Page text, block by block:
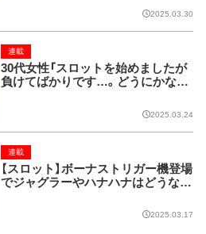
2025.03.30
30代女性「スロットを始めましたが
負けてばかりです…。どうにかなり
連載
2025.03.24
【スロット】ボーナストリガー機登場
でジャグラーやハナハナはどうな
連載
2025.03.17